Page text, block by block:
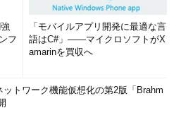
フ
「モバイルアプリ開発に最適な言
語はC#」――マイクロソフトがX
amarinを買収へ
ットワーク機能仮想化の第2版「Brahm